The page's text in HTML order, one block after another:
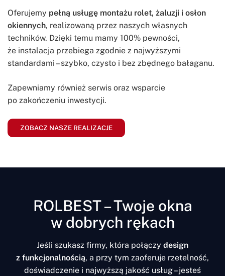
Oferujemy pełną usługę montażu rolet, żaluzji i osłon
okiennych, realizowaną przez naszych własnych
techników. Dzięki temu mamy 100% pewności,
że instalacja przebiega zgodnie z najwyższymi
standardami – szybko, czysto i bez zbędnego bałaganu.
Zapewniamy również serwis oraz wsparcie
po zakończeniu inwestycji.
ZOBACZ NASZE REALIZACJE
ROLBEST – Twoje okna
w dobrych rękach
Jeśli szukasz firmy, która połączy design
z funkcjonalnością, a przy tym zaoferuje rzetelność,
doświadczenie i najwyższą jakość usług – jesteś